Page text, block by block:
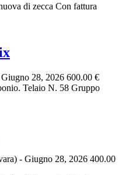
di zecca Con fattura
Giugno 28, 2026 600.00 €
Telaio N. 58 Gruppo
- Giugno 28, 2026 400.00